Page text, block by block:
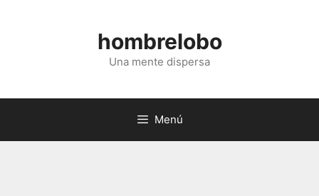
hombrelobo
Una mente dispersa
Menú